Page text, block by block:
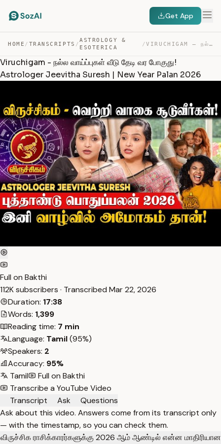
Get App
HOME / TRANSCRIPTS /
ASTROLOGY &
ESOTERICA
/ VIRUCHIGAM – நல்ல வாய்ப்புகள் வீடு தேடி வர போகுது! ASTR… — TRANSCRIPT
Viruchigam - நல்ல வாய்ப்புகள் வீடு தேடி வர போகுது!
Astrologer Jeevitha Suresh | New Year Palan 2026
Full on Bakthi
112K subscribers · Transcribed Mar 22, 2026
Duration: 17:38
Words: 1,399
Reading time: 7 min
Language: Tamil(95%)
Speakers: 2
Accuracy: 95%
Tamil
Full on Bakthi
Transcribe a YouTube Video
Transcript
Ask
Questions
Ask about this video. Answers come from its transcript only
— with the timestamp, so you can check them.
விருச்சிக ராசிக்காரர்களுக்கு 2026 ஆம் ஆண்டில் என்ன மாதிரியான